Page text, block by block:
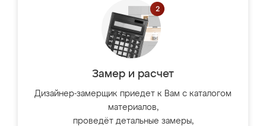
Замер и расчет
Дизайнер-замерщик приедет к Вам с каталогом
материалов,
проведёт детальные замеры,